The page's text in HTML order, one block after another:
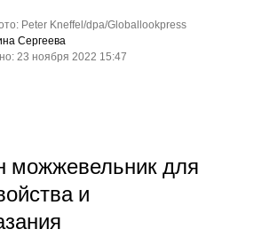
Peter Kneffel/dpa/Globallookpress
Сергеева
23 ноября 2022 15:47
можжевельник для
и